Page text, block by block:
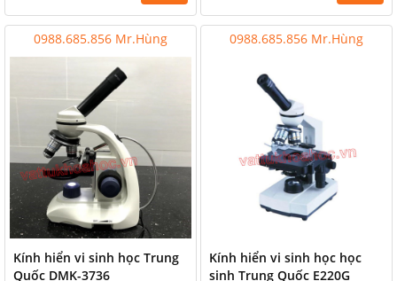
0988.685.856 Mr.Hùng
Kính hiển vi sinh học Trung
Quốc DMK-3736
0988.685.856 Mr.Hùng
Kính hiển vi sinh học học
sinh Trung Quốc E220G